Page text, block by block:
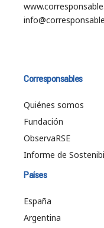
Corresponsables
Quiénes somos
Fundación
ObservaRSE
Informe de
Países
España
Argentina